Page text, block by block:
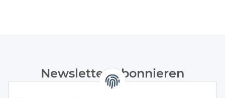
Newsletter Abonnieren